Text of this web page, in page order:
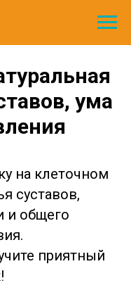
ума
на клеточном
суставов,
и общего
приятный